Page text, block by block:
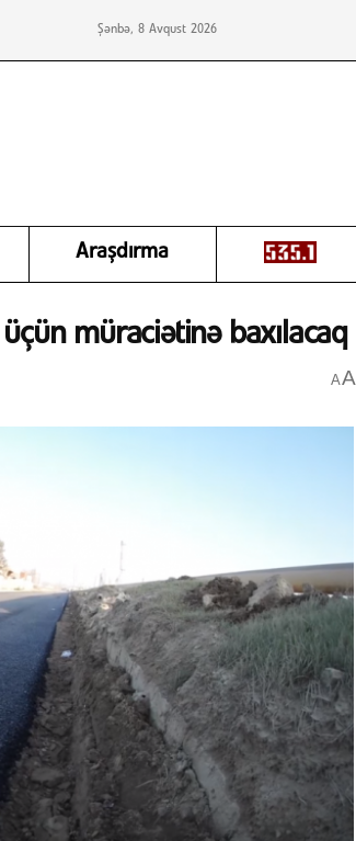
Şənbə, 8 Avqust 2026
Araşdırma
müraciətinə baxılacaq
AA